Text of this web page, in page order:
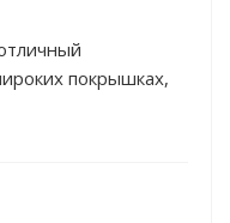
покрышках,